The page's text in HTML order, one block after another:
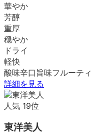
華やか
芳醇
重厚
穏やか
ドライ
軽快
酸味辛口 旨味フルーティ
詳細を見る
人気 19位
東洋美人